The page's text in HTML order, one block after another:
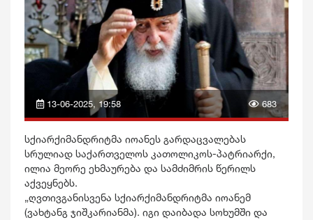
13-06-2025, 19:58 683
სქიარქიმანდრიტმა იოანეს გარდაცვალებას
სრულიად საქართველოს კათოლიკოს-პატრიარქი,
ილია მეორე ეხმაურება და სამძიმრის წერილს
აქვეყნებს.
„ღვთივგანისვენა სქიარქიმანდრიტმა იოანემ
(ვახტანგ ჯიშკარიანმა). იგი დაიბადა სოხუმში და